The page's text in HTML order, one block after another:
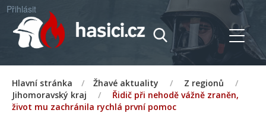
Přihlásit
Hlavní stránka / Žhavé aktuality / Z regionů
/
Jihomoravský kraj
/
Řidič při nehodě vážně zraněn,
život mu zachránila rychlá první pomoc